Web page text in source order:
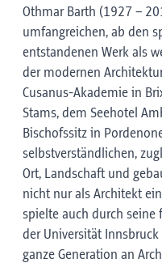
Othmar Barth (1927 –
umfangreichen, ab den
entstandenen Werk als
der modernen
Cusanus-Akademie in
Stams, dem Seehotel
Bischofssitz in
selbstverständlichen,
Ort, Landschaft und
nicht nur als Architekt
spielte auch durch seine
der Universität
ganze Generation an